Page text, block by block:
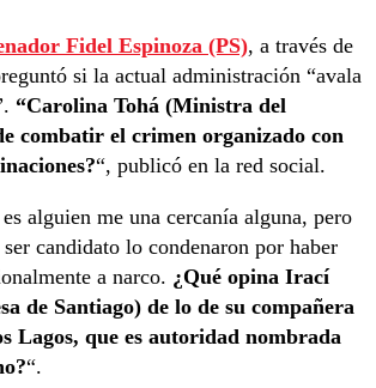
Fidel Espinoza (PS), a través de
si la actual administración “avala
“Carolina Tohá (Ministra del
combatir el crimen organizado con
“, publicó en la red social.
alguien me una cercanía alguna, pero
candidato lo condenaron por haber
a narco. ¿Qué opina Irací
de Santiago) de lo de su compañera
Lagos, que es autoridad nombrada
“.